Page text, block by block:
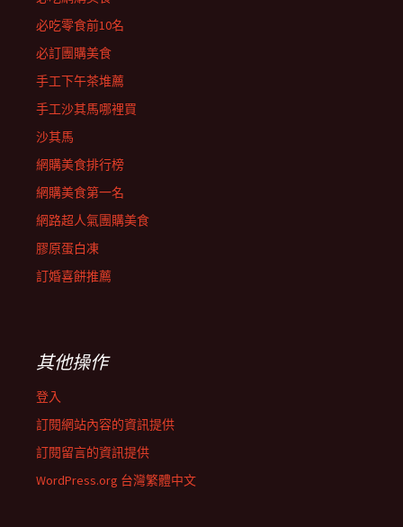
必吃零食前10名
必訂團購美食
手工下午茶堆薦
手工沙其馬哪裡買
沙其馬
網購美食排行榜
網購美食第一名
網路超人氣團購美食
膠原蛋白凍
訂婚喜餅推薦
其他操作
登入
訂閱網站內容的資訊提供
訂閱留言的資訊提供
WordPress.org 台灣繁體中文